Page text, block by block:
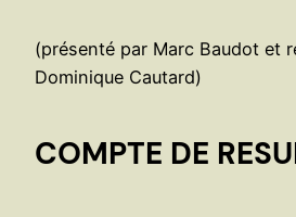
(présenté par Marc Baudot et
Dominique Cautard)
COMPTE DE